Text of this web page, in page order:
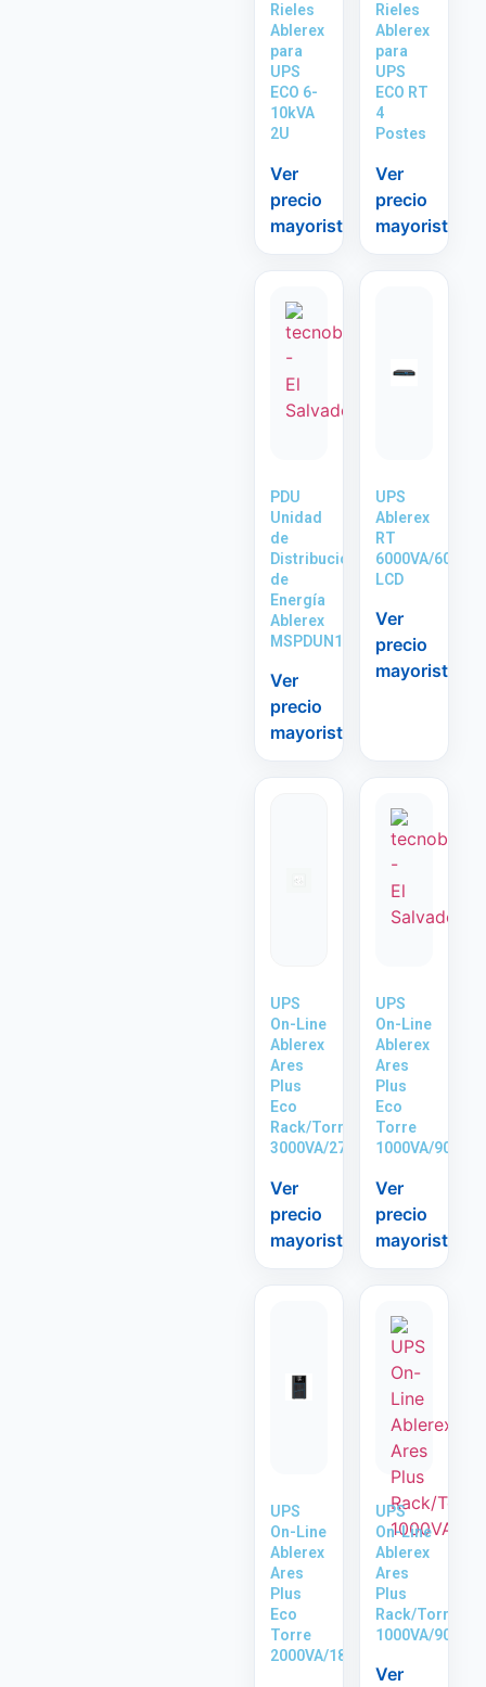
Rieles
Ablerex
para
UPS
ECO 6-
10kVA
2U
Ver
precio
mayorista
Rieles
Ablerex
para
UPS
ECO RT
4
Postes
Ver
precio
mayorista
PDU
Unidad
de
Distribución
de
Energía
Ablerex
MSPDUN15L6
Ver
precio
mayorista
UPS
Ablerex
RT
6000VA/6000W
LCD
Ver
precio
mayorista
UPS
On-Line
Ablerex
Ares
Plus
Eco
Rack/Torre
3000VA/2700W
Ver
precio
mayorista
UPS
On-Line
Ablerex
Ares
Plus
Eco
Torre
1000VA/900W
Ver
precio
mayorista
UPS
On-Line
Ablerex
Ares
Plus
Eco
Torre
2000VA/1800W
UPS
On-Line
Ablerex
Ares
Plus
Rack/Torre
1000VA/900W
Ver